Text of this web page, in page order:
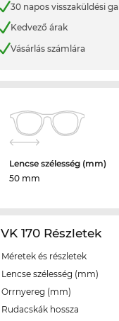
30 napos visszaküldési
Kedvező árak
Vásárlás számlára
Lencse szélesség (mm)
50 mm
VK 170 Részletek
Méretek és részletek
Lencse szélesség (mm)
Orrnyereg (mm)
Rudacskák hossza